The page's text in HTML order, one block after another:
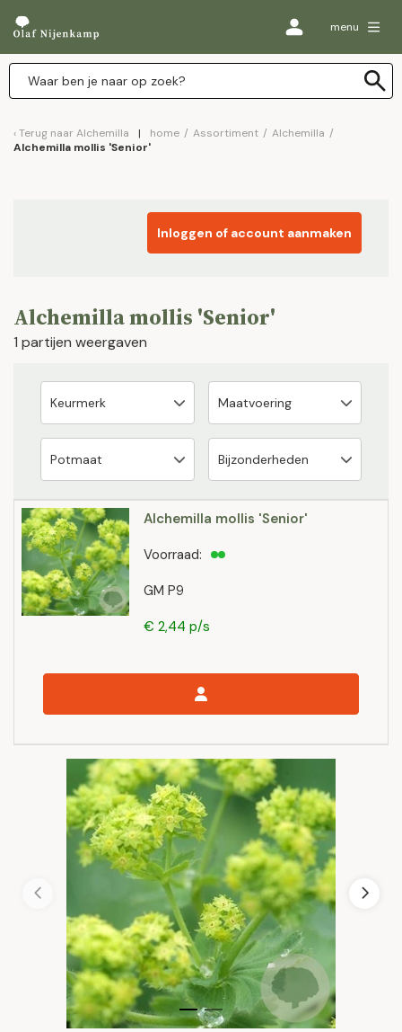
menu
Terug naar Alchemilla home / Assortiment / Alchemilla /
Alchemilla mollis 'Senior'
Inloggen of account aanmaken
Alchemilla mollis 'Senior'
1 partijen weergaven
Alchemilla mollis 'Senior'
GM P9
Voorraad:
€ 2,44 p/s